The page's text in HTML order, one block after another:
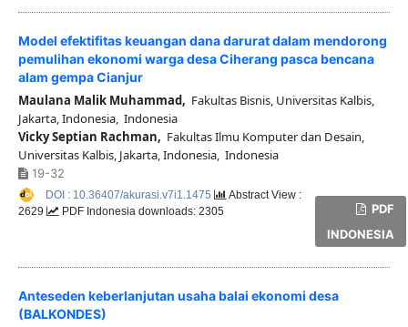
Model efektifitas keuangan dana darurat dalam mendorong
pemulihan ekonomi warga desa Ciherang pasca bencana
alam gempa Cianjur
Maulana Malik Muhammad, Fakultas Bisnis, Universitas Kalbis,
Jakarta, Indonesia, Indonesia
Vicky Septian Rachman, Fakultas Ilmu Komputer dan Desain,
Universitas Kalbis, Jakarta, Indonesia, Indonesia
19-32
PDF
INDONESIA
DOI : 10.36407/akurasi.v7i1.1475
Abstract View :
2629
PDF Indonesia downloads: 2305
Anteseden keberlanjutan usaha balai ekonomi desa
(BALKONDES)